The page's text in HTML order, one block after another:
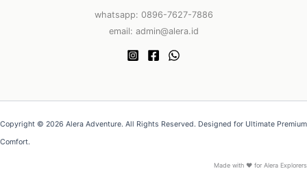
whatsapp: 0896-7627-7886
email: admin@alera.id
Copyright © 2026 Alera Adventure. All Rights Reserved. Designed for Ultimate Premium
Comfort.
Made with ❤ for Alera Explorers